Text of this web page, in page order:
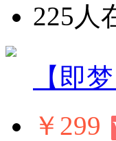
225人
【即
￥299